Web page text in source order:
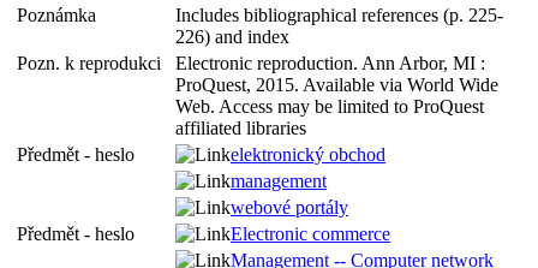
Poznámka
Includes bibliographical references (p. 225-
226) and index
Pozn. k reprodukci
Electronic reproduction. Ann Arbor, MI :
ProQuest, 2015. Available via World Wide
Web. Access may be limited to ProQuest
affiliated libraries
Předmět - heslo
elektronický obchod
management
webové portály
Předmět - heslo
Electronic commerce
Management -- Computer network